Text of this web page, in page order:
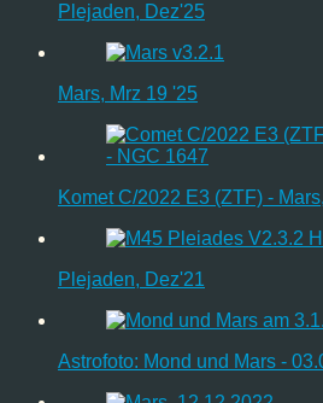
Plejaden, Dez'25
Mars, Mrz 19 '25
Komet C/2022 E3 (ZTF) -
Plejaden, Dez'21
Astrofoto: Mond und Mars -